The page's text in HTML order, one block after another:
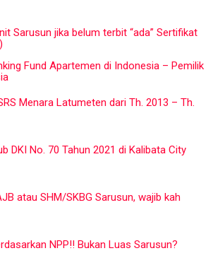
Sarusun jika belum terbit “ada” Sertifikat
Fund Apartemen di Indonesia – Pemilik
Menara Latumeten dari Th. 2013 – Th.
DKI No. 70 Tahun 2021 di Kalibata City
atau SHM/SKBG Sarusun, wajib kah
NPP!! Bukan Luas Sarusun?